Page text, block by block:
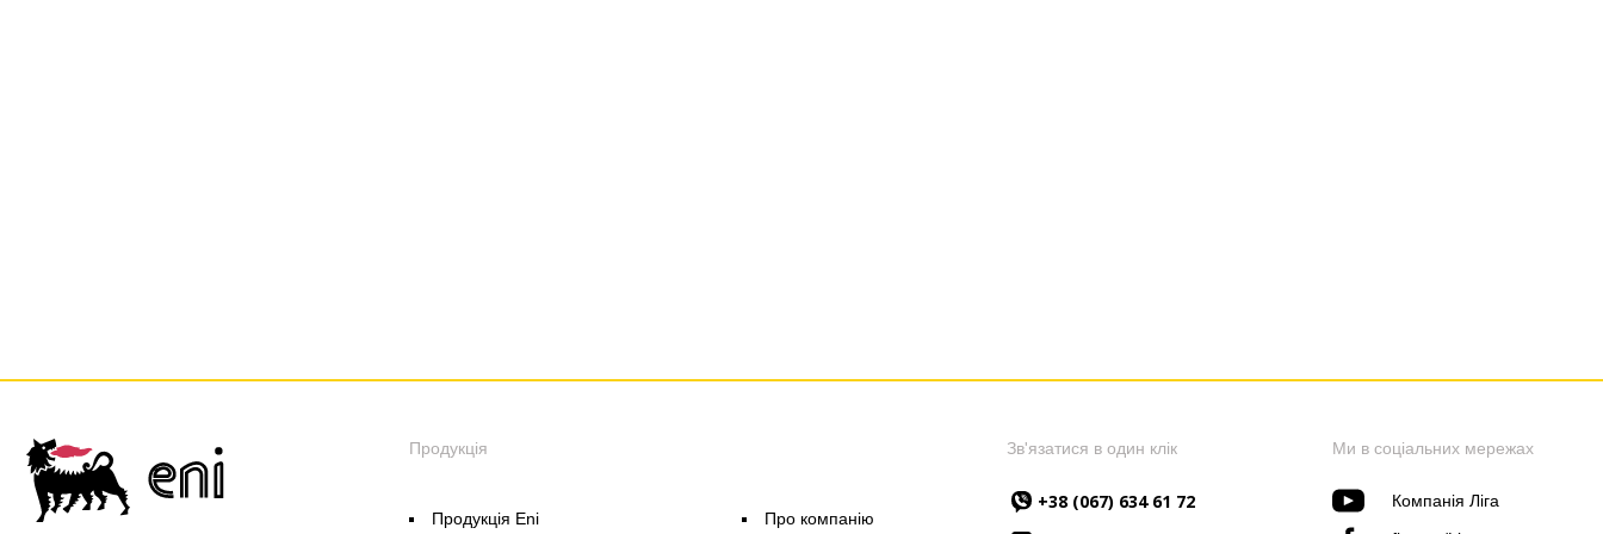
Продукція
Продукція Eni Про компанію
Зв'язатися в один клік
+38 (067) 634 61 72
Ми в соціальних мережах
Компанія Ліга